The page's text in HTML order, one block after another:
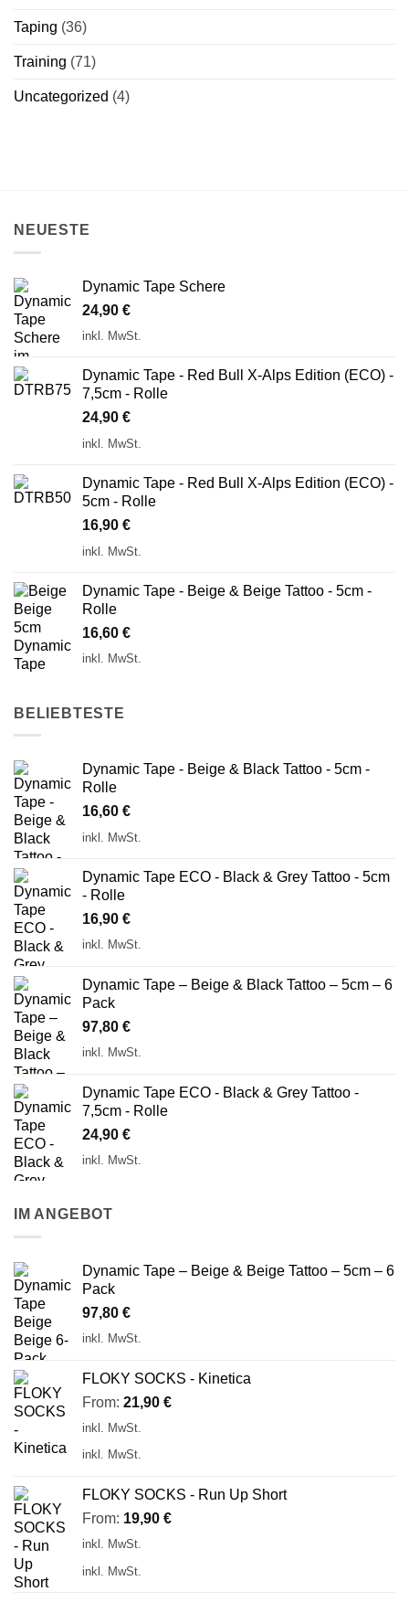
Taping (36)
Training (71)
Uncategorized (4)
NEUESTE
Dynamic Tape Schere
24,90 €
inkl. MwSt.
Dynamic Tape - Red Bull X-Alps Edition (ECO) -
7,5cm - Rolle
24,90 €
inkl. MwSt.
Dynamic Tape - Red Bull X-Alps Edition (ECO) -
5cm - Rolle
16,90 €
inkl. MwSt.
Dynamic Tape - Beige & Beige Tattoo - 5cm -
Rolle
16,60 €
inkl. MwSt.
BELIEBTESTE
Dynamic Tape - Beige & Black Tattoo - 5cm -
Rolle
16,60 €
inkl. MwSt.
Dynamic Tape ECO - Black & Grey Tattoo - 5cm
- Rolle
16,90 €
inkl. MwSt.
Dynamic Tape – Beige & Black Tattoo – 5cm – 6
Pack
97,80 €
inkl. MwSt.
Dynamic Tape ECO - Black & Grey Tattoo -
7,5cm - Rolle
24,90 €
inkl. MwSt.
IM ANGEBOT
Dynamic Tape – Beige & Beige Tattoo – 5cm – 6
Pack
97,80 €
inkl. MwSt.
FLOKY SOCKS - Kinetica
From: 21,90 €
inkl. MwSt.
inkl. MwSt.
FLOKY SOCKS - Run Up Short
From: 19,90 €
inkl. MwSt.
inkl. MwSt.